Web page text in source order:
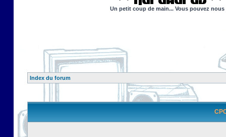
Un petit coup de main... Vous pouvez
Index du forum